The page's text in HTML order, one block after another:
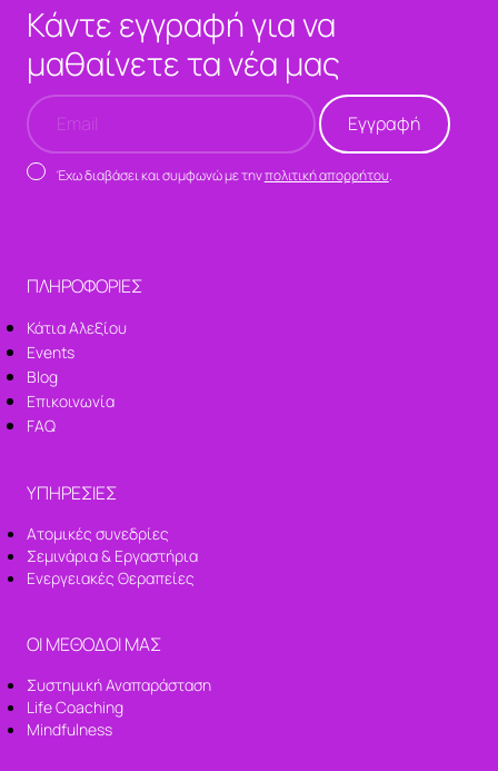
Κάντε εγγραφή για να
μαθαίνετε τα νέα μας
Έχω διαβάσει και συμφωνώ με τηνπολιτική απορρήτου.
ΠΛΗΡΟΦΟΡΙΕΣ
Κάτια Αλεξίου
Events
Blog
Επικοινωνία
FAQ
ΥΠΗΡΕΣΙΕΣ
Ατομικές συνεδρίες
Σεμινάρια & Εργαστήρια
Ενεργειακές Θεραπείες
ΟΙ ΜΕΘΟΔΟΙ ΜΑΣ
Συστημική Αναπαράσταση
Life Coaching
Mindfulness